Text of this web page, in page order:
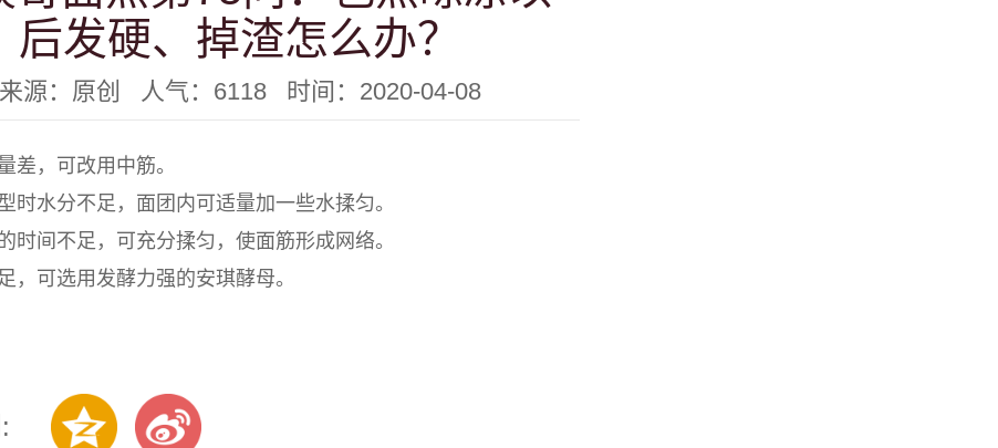
后发硬、掉渣怎么办？
来源：原创 人气：6118 时间：2020-04-08
差，可改用中筋。
时水分不足，面团内可适量加一些水揉匀。
时间不足，可充分揉匀，使面筋形成网络。
，可选用发酵力强的安琪酵母。